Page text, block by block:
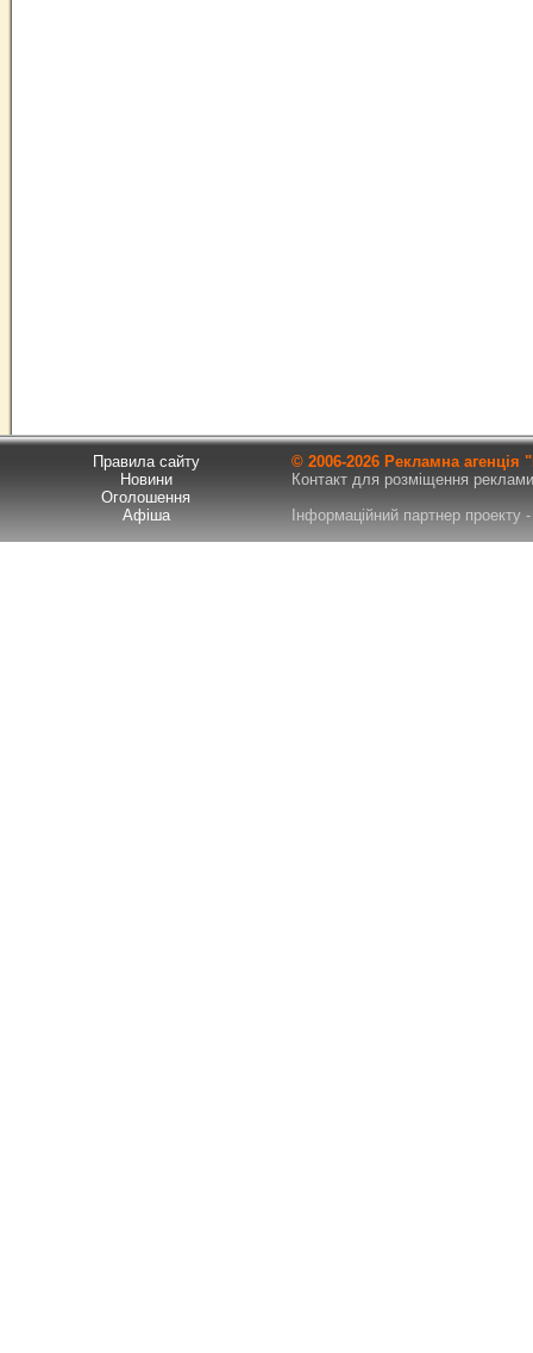
Правила сайту
Новини
Оголошення
Афіша
© 2006-2026 Рекламна
Контакт для розміщення
Інформаційний партнер проекту